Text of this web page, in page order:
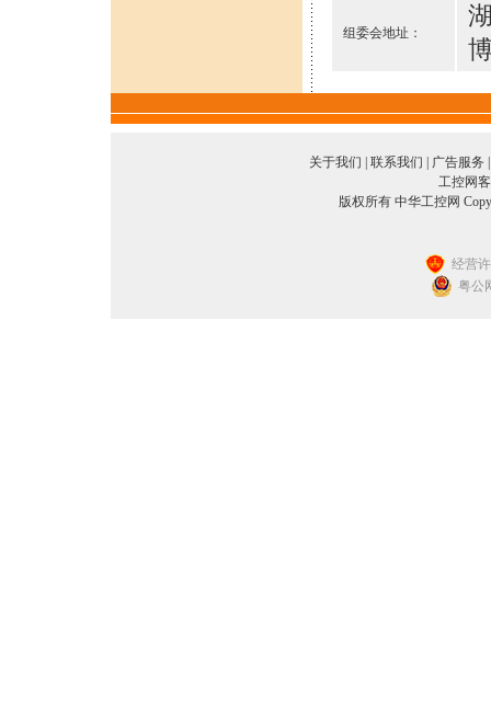
组委会地址：
关于我们 联系我们 广告服务
工控网
版权所有 中华工控网
经营
粤公